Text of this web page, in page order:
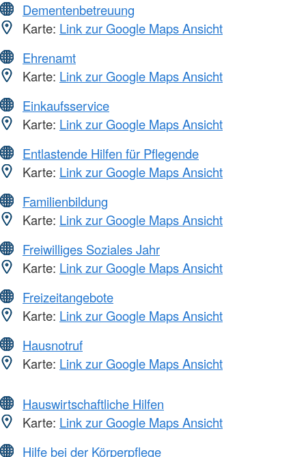
Dementenbetreuung
Karte: Link zur Google Maps Ansicht
Ehrenamt
Karte: Link zur Google Maps Ansicht
Einkaufsservice
Karte: Link zur Google Maps Ansicht
Entlastende Hilfen für Pflegende
Karte: Link zur Google Maps Ansicht
Familienbildung
Karte: Link zur Google Maps Ansicht
Freiwilliges Soziales Jahr
Karte: Link zur Google Maps Ansicht
Freizeitangebote
Karte: Link zur Google Maps Ansicht
Hausnotruf
Karte: Link zur Google Maps Ansicht
Hauswirtschaftliche Hilfen
Karte: Link zur Google Maps Ansicht
Hilfe bei der Körperpflege